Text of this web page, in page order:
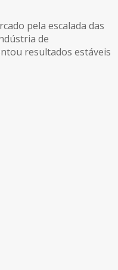
pela escalada das
de
resultados estáveis